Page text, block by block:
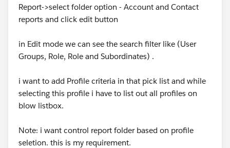
Report->select folder option - Account and Contact
reports and click edit button
in Edit mode we can see the search filter like (User
Groups, Role, Role and Subordinates) .
i want to add Profile criteria in that pick list and while
selecting this profile i have to list out all profiles on
blow listbox.
Note: i want control report folder based on profile
seletion. this is my requirement.